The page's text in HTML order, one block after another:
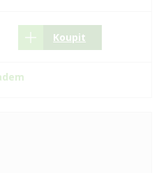
Koupit